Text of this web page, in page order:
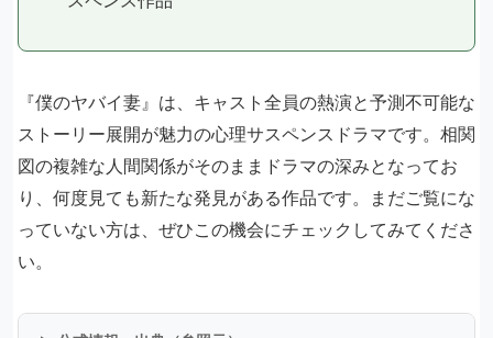
『僕のヤバイ妻』は、キャスト全員の熱演と予測不可能な
ストーリー展開が魅力の心理サスペンスドラマです。相関
図の複雑な人間関係がそのままドラマの深みとなってお
り、何度見ても新たな発見がある作品です。まだご覧にな
っていない方は、ぜひこの機会にチェックしてみてくださ
い。